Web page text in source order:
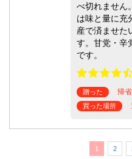
べ切れません
は味と量に充
産で済ませた
す。甘党・辛
です。
贈った 帰
買った場所
1 2